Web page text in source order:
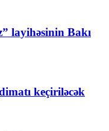
layihəsinin Bakı
keçiriləcək